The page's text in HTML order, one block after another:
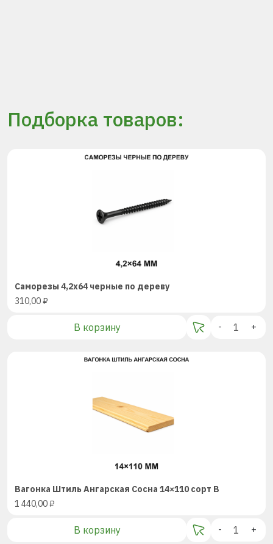
Подборка товаров:
Саморезы 4,2х64 черные по дереву
310,00₽
В корзину - +
Вагонка Штиль Ангарская Сосна 14×110 сорт В
1 440,00₽
В корзину - +